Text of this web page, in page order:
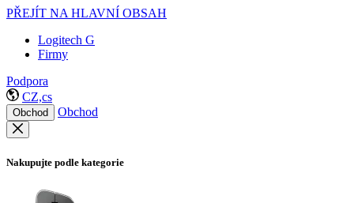
PŘEJÍT NA HLAVNÍ OBSAH
Logitech G
Firmy
Podpora
CZ,cs
Obchod Obchod
Nakupujte podle kategorie